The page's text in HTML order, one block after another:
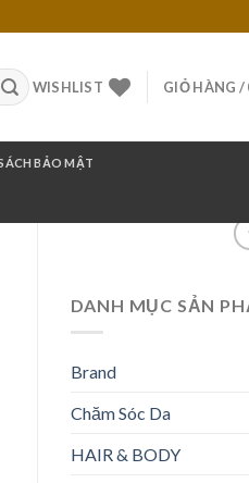
WISHLIST GIỎ HÀNG /
BẢO MẬT
DANH MỤC SẢN
Brand
Chăm Sóc Da
HAIR & BODY